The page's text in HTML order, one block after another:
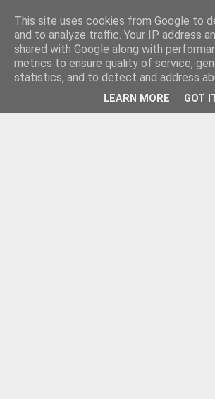
This site uses cookies from Google to
and to analyze traffic. Your IP address
shared with Google along with
metrics to ensure quality of service,
statistics, and to detect and address
LEARN MORE GOT